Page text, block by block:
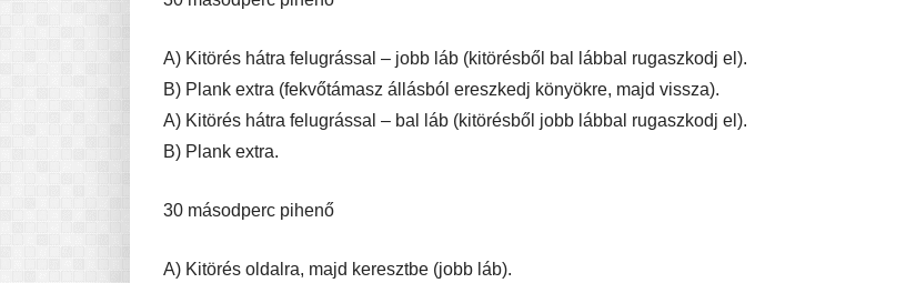
A) Kitörés hátra felugrással – jobb láb (kitörésből bal lábbal rugaszkodj el).
B) Plank extra (fekvőtámasz állásból ereszkedj könyökre, majd vissza).
A) Kitörés hátra felugrással – bal láb (kitörésből jobb lábbal rugaszkodj el).
B) Plank extra.
30 másodperc pihenő
A) Kitörés oldalra, majd keresztbe (jobb láb).